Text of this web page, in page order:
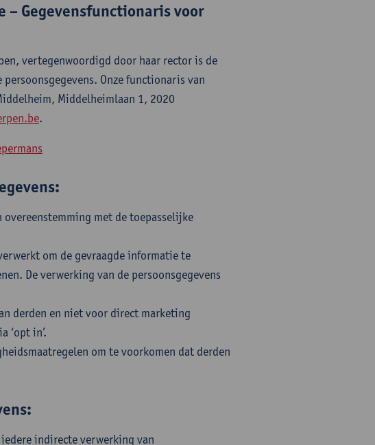
Gegevensfunctionaris voor
vertegenwoordigd door haar rector is de
Onze functionaris van
Middelheimlaan 1, 2020
.
met de toepasselijke
om de gevraagde informatie te
De verwerking van de persoonsgegevens
derden en niet voor direct marketing
‘opt in’.
om te voorkomen dat derden
indirecte verwerking van